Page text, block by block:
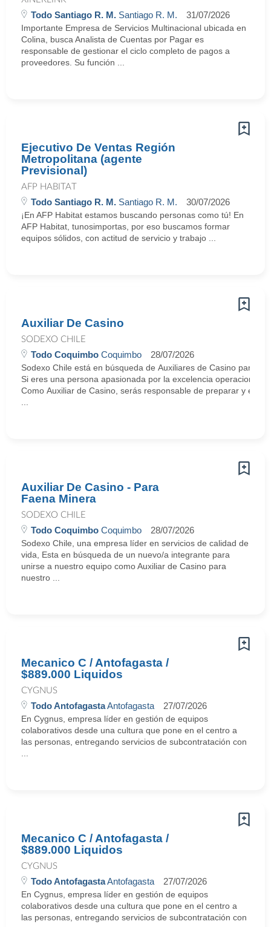
Todo Santiago R. M. Santiago R. M. 31/07/2026
Importante Empresa de Servicios Multinacional ubicada en
Colina, busca Analista de Cuentas por Pagar es
responsable de gestionar el ciclo completo de pagos a
proveedores. Su función ...
Ejecutivo De Ventas Región
Metropolitana (agente
Previsional)
AFP HABITAT
Todo Santiago R. M. Santiago R. M. 30/07/2026
¡En AFP Habitat estamos buscando personas como tú! En
AFP Habitat, tunosimportas, por eso buscamos formar
equipos sólidos, con actitud de servicio y trabajo ...
Auxiliar De Casino
SODEXO CHILE
Todo Coquimbo Coquimbo 28/07/2026
Sodexo Chile está en búsqueda de Auxiliares de Casino para
Si eres una persona apasionada por la excelencia operacional
Como Auxiliar de Casino, serás responsable de preparar y
Auxiliar De Casino - Para
Faena Minera
SODEXO CHILE
Todo Coquimbo Coquimbo 28/07/2026
Sodexo Chile, una empresa líder en servicios de calidad de
vida, Esta en búsqueda de un nuevo/a integrante para
unirse a nuestro equipo como Auxiliar de Casino para
nuestro ...
Mecanico C / Antofagasta /
$889.000 Liquidos
CYGNUS
Todo AntofagastaAntofagasta 27/07/2026
En Cygnus, empresa líder en gestión de equipos
colaborativos desde una cultura que pone en el centro a
las personas, entregando servicios de subcontratación con
Mecanico C / Antofagasta /
$889.000 Liquidos
CYGNUS
Todo AntofagastaAntofagasta 27/07/2026
En Cygnus, empresa líder en gestión de equipos
colaborativos desde una cultura que pone en el centro a
las personas, entregando servicios de subcontratación con